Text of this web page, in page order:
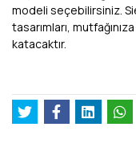
modeli seçebilirsiniz.
tasarımları,
katacaktır.